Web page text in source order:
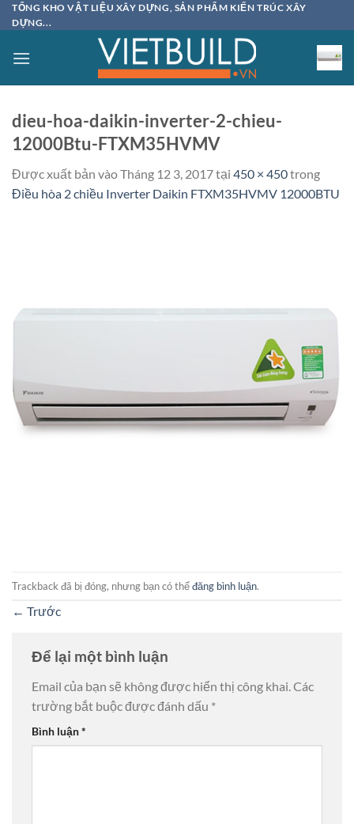
Bỏ
qua
dung
TỔNG KHO VẬT LIỆU XÂY DỰNG, SẢN PHẨM KIẾN TRÚC XÂY
DỰNG...
dieu-hoa-daikin-inverter-2-chieu-
12000Btu-FTXM35HVMV
Được xuất bản vàoTháng 12 3, 2017tại 450 × 450trong
Điều hòa 2 chiều Inverter Daikin FTXM35HVMV 12000BTU
Trackback đã bị đóng, nhưng bạn có thểđăng bình luận.
← Trước
Để lại một bình luận
Email của bạn sẽ không được hiển thị công khai.Các
trường bắt buộc được đánh dấu *
Bình luận*